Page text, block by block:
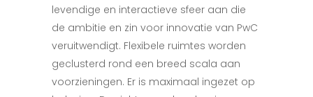
levendige en interactieve sfeer aan die
de ambitie en zin voor innovatie van PwC
veruitwendigt. Flexibele ruimtes worden
geclusterd rond een breed scala aan
voorzieningen. Er is maximaal ingezet op